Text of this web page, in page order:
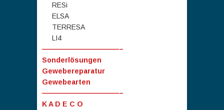
RESi
ELSA
TERRESA
LI4
———————————–
Sonderlösungen
Gewebereparatur
Gewebearten
———————————–
K A D E C O